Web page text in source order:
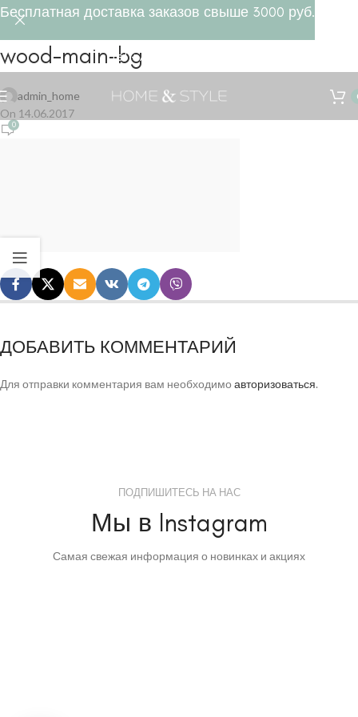
Tel +7(495) 532 47 28
wood-main-bg
admin_home
On 14.06.2017
0
ДОБАВИТЬ КОММЕНТАРИЙ
Для отправки комментария вам необходимо авторизоваться.
ПОДПИШИТЕСЬ НА НАС
Мы в Instagram
Самая свежая информация о новинках и акциях
Бесплатная доставка заказов свыше 3000 руб.